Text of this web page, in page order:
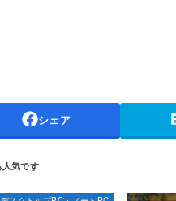
シェア